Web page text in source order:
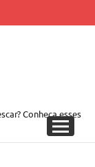
Conheça esses